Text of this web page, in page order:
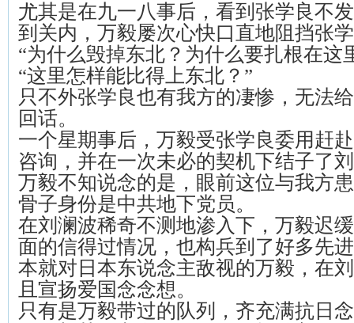
尤其是在九一八事后，看到张学良不
到关内，万毅屡次心快口直地阻挡张
“为什么毁掉东北？为什么要扎根在这
“这里怎样能比得上东北？”
只不外张学良也有我方的凄惨，无法
回话。
一个星期事后，万毅受张学良委用赶
咨询，并在一次未必的契机下结子了
万毅不知说念的是，眼前这位与我方
骨子身份是中共地下党员。
在刘澜波稀奇不测地渗入下，万毅迟
面的信得过情况，也构兵到了好多先
本就对日本东说念主敌视的万毅，在
且宣扬爱国念念想。
只有是万毅带过的队列，齐充满抗日